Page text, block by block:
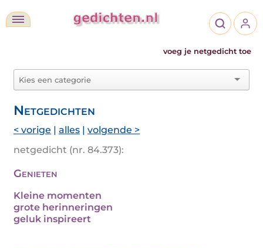
voeg je netgedicht toe
Netgedichten
< vorige | alles | volgende >
netgedicht (nr. 84.373):
Genieten
Kleine momenten
grote herinneringen
geluk inspireert